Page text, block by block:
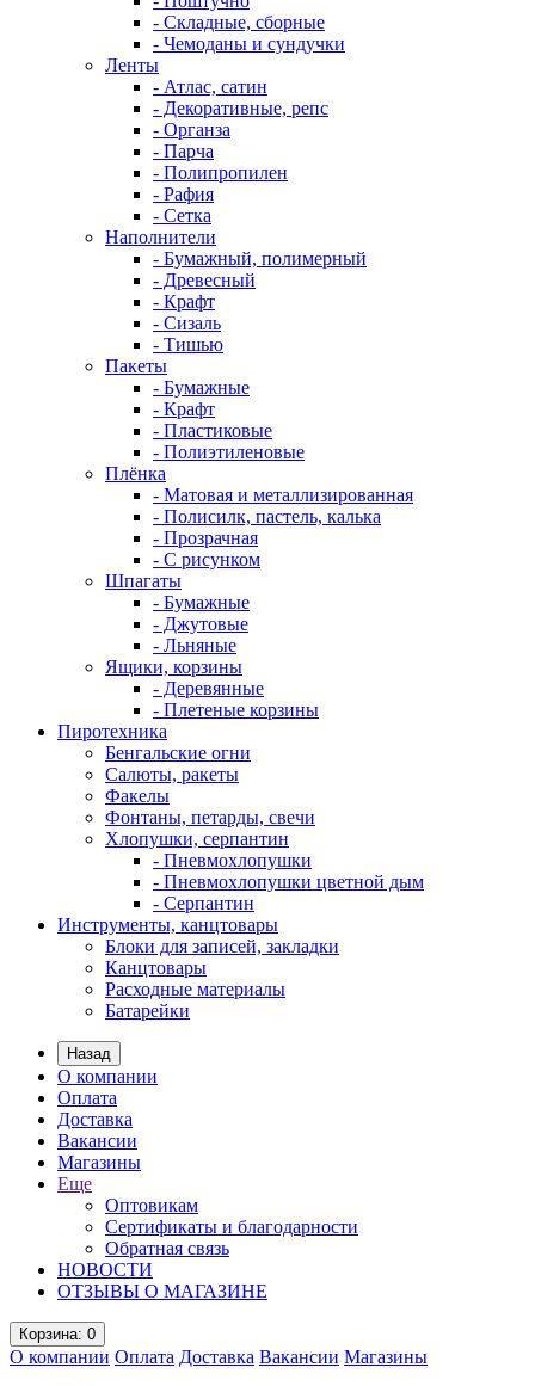
- Складные, сборные
- Чемоданы и сундучки
Ленты
- Атлас, сатин
- Декоративные, репс
- Органза
- Парча
- Полипропилен
- Рафия
- Сетка
Наполнители
- Бумажный, полимерный
- Древесный
- Крафт
- Сизаль
- Тишью
Пакеты
- Бумажные
- Крафт
- Пластиковые
- Полиэтиленовые
Плёнка
- Матовая и металлизированная
- Полисилк, пастель, калька
- Прозрачная
- С рисунком
Шпагаты
- Бумажные
- Джутовые
- Льняные
Ящики, корзины
- Деревянные
- Плетеные корзины
Пиротехника
Бенгальские огни
Салюты, ракеты
Факелы
Фонтаны, петарды, свечи
Хлопушки, серпантин
- Пневмохлопушки
- Пневмохлопушки цветной дым
- Серпантин
Инструменты, канцтовары
Блоки для записей, закладки
Канцтовары
Расходные материалы
Батарейки
Назад
О компании
Оплата
Доставка
Вакансии
Магазины
Еще
Оптовикам
Сертификаты и благодарности
Обратная связь
НОВОСТИ
ОТЗЫВЫ О МАГАЗИНЕ
Корзина: 0
О компании Оплата Доставка Вакансии Магазины